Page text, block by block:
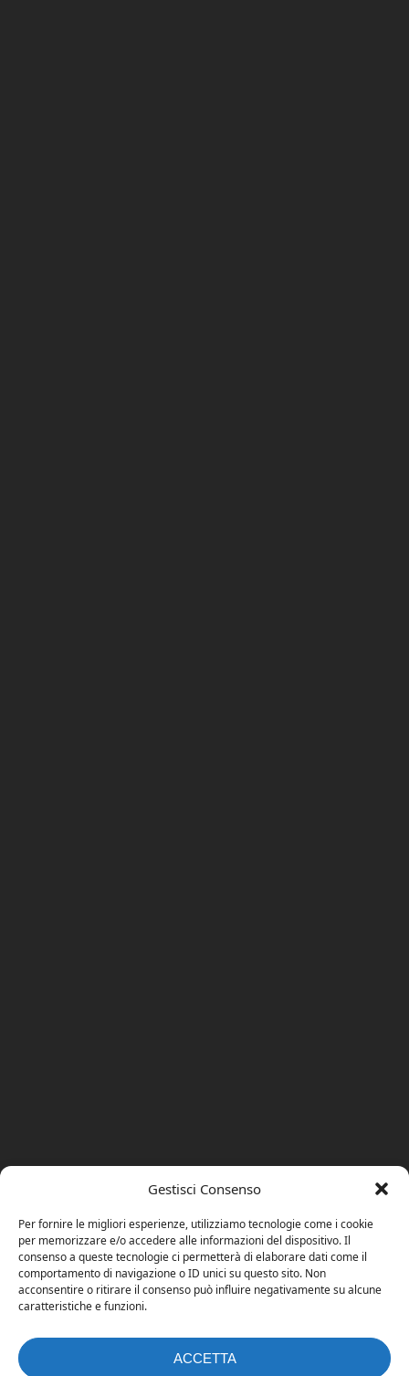
Gestisci Consenso
Per fornire le migliori esperienze, utilizziamo tecnologie come i cookie
per memorizzare e/o accedere alle informazioni del dispositivo. Il
consenso a queste tecnologie ci permetterà di elaborare dati come il
comportamento di navigazione o ID unici su questo sito. Non
acconsentire o ritirare il consenso può influire negativamente su alcune
caratteristiche e funzioni.
ACCETTA